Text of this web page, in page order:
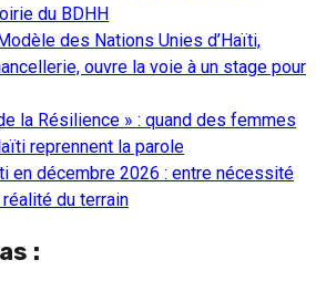
du BDHH
des Nations Unies d’Haïti,
ouvre la voie à un stage pour
la Résilience » : quand des femmes
reprennent la parole
en décembre 2026 : entre nécessité
du terrain
: